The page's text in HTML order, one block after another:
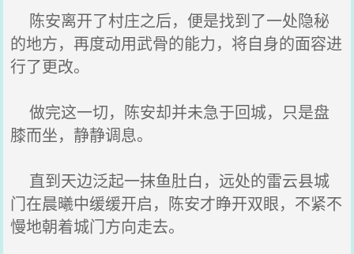
陈安离开了村庄之后，便是找到了一处隐秘
的地方，再度动用武骨的能力，将自身的面容进
行了更改。
做完这一切，陈安却并未急于回城，只是盘
膝而坐，静静调息。
直到天边泛起一抹鱼肚白，远处的雷云县城
门在晨曦中缓缓开启，陈安才睁开双眼，不紧不
慢地朝着城门方向走去。